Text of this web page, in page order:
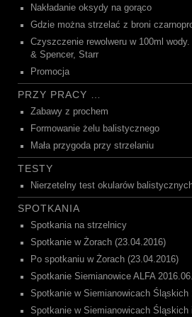
Nakładanie oksydy na gorąco
Gdzie można strzelać z broni
Czyszczenie rewolweru w 100ml
& Spencer, Starr
Promocja
PRZY PRACY …
Zabawy z prochem
Formowanie żelu balistycznego
Mała przygoda przy strzelaniu
TESTY
Nierzetelny test okularów
SPOTKANIA
Spotkania na strzelnicy
Spotkanie w Żorach (23.04.2016)
Po spotkaniu w Żorach (23.04.2016)
Spotkanie Siemianowice ALFA
Spotkanie w Siemianowicach Śląskich
Spotkanie w Siemianowicach Śląskich